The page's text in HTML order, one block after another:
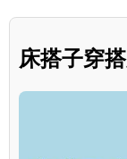
床搭子穿